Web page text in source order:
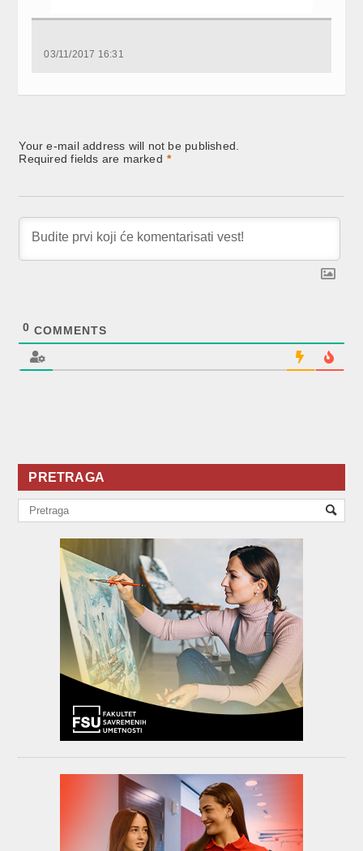
03/11/2017 16:31
Your e-mail address will not be published.
Required fields are marked *
0 COMMENTS
PRETRAGA